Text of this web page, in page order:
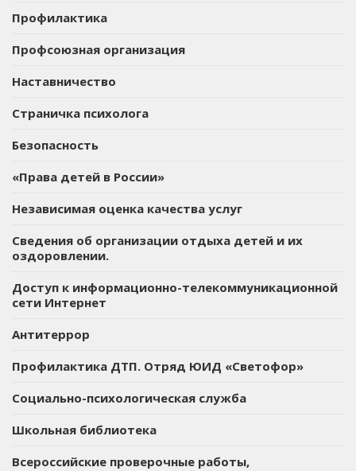
Профилактика
Профсоюзная организация
Наставничество
Страничка психолога
Безопасность
«Права детей в России»
Независимая оценка качества услуг
Сведения об организации отдыха детей и их
оздоровлении.
Доступ к информационно-телекоммуникационной
сети Интернет
Антитеррор
Профилактика ДТП. Отряд ЮИД «Светофор»
Социально-психологическая служба
Школьная библиотека
Всероссийские проверочные работы,